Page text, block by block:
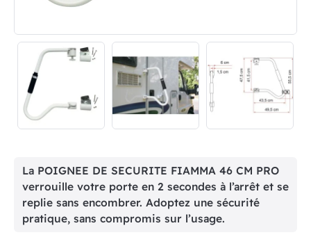
La POIGNEE DE SECURITE FIAMMA 46 CM PRO
verrouille votre porte en 2 secondes à l’arrêt et se
replie sans encombrer. Adoptez une sécurité
pratique, sans compromis sur l’usage.